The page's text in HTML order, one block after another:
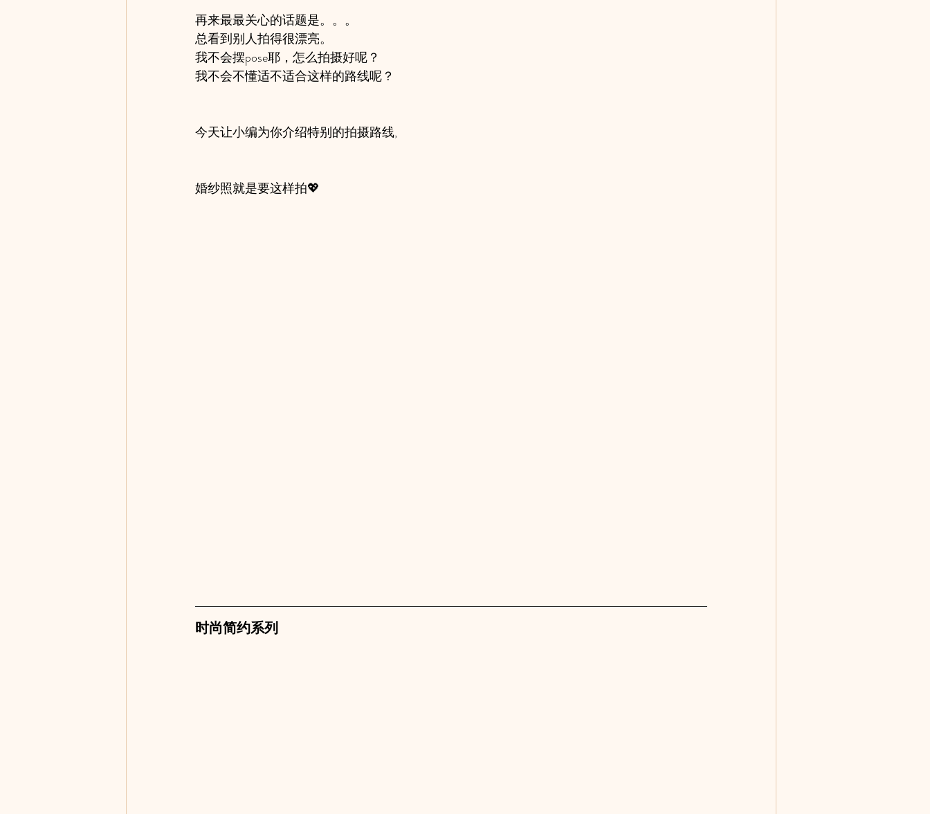
再来最最关心的话题是。。。
总看到别人拍得很漂亮。
我不会摆pose耶，怎么拍摄好呢？
我不会不懂适不适合这样的路线呢？
今天让小编为你介绍特别的拍摄路线,
婚纱照就是要这样拍💖
时尚简约系列